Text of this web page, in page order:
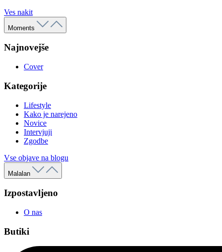
Ves nakit
Moments
Najnovejše
Cover
Kategorije
Lifestyle
Kako je narejeno
Novice
Intervjuji
Zgodbe
Vse objave na blogu
Malalan
Izpostavljeno
O nas
Butiki